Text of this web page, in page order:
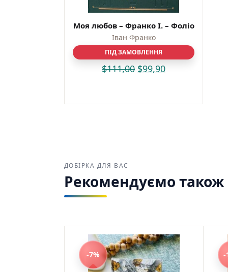
Моя любов – Франко I. – Фоліо
Іван Франко
ПІД ЗАМОВЛЕННЯ
$111,00 $99,90
ДОБІРКА ДЛЯ ВАС
Рекомендуємо також
-7% -